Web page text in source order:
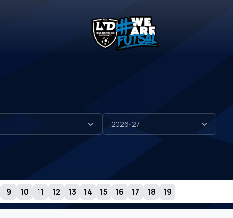
9 10 11 12 13 14 15 16 17 18 19